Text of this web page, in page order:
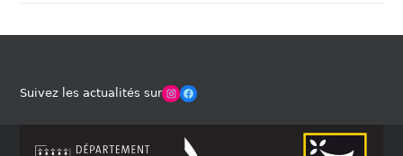
Suivez les actualités surWinches Club OfficielFacebook